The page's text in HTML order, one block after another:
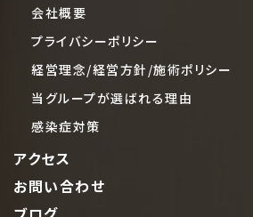
会社概要
プライバシーポリシー
経営理念/経営方針/施術ポリシー
当グループが選ばれる理由
感染症対策
アクセス
お問い合わせ